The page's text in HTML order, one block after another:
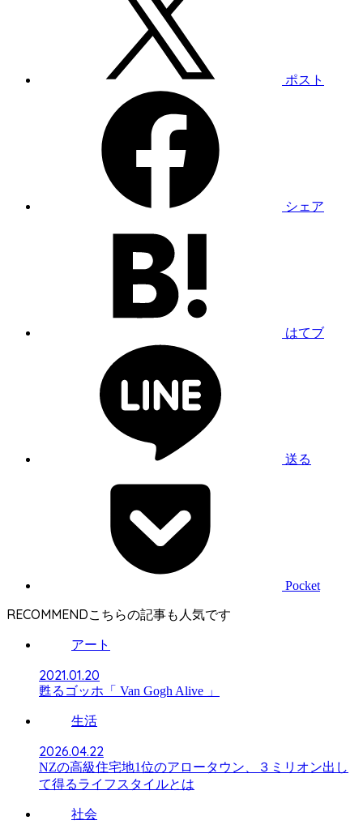
ポスト
シェア
はてブ
送る
Pocket
RECOMMEND
アート
2021.01.20
甦るゴッホ「 Van Gogh Alive 」
生活
2026.04.22
NZの高級住宅地1位のアロータウン、３ミリオン出し
て得るライフスタイルとは
社会